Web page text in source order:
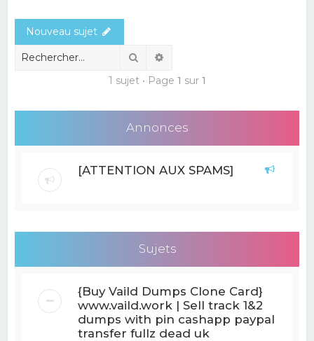
r
Nouveau sujet
Rechercher
1 sujet • Page 1 sur 1
Annonces
[ATTENTION AUX SPAMS]
Sujets
{Buy Vaild Dumps Clone Card}
www.vaild.work | Sell track 1&2
dumps with pin cashapp paypal
transfer fullz dead uk